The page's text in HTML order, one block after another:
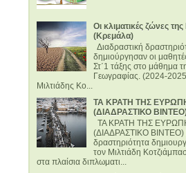
Οι κλιματικές ζώνες της
(Κρεμάλα)
Διαδραστική
δημιούργησαν οι
Στ΄1 τάξης στο μάθημα
Γεωγραφίας. (2024-
Μιλτιάδης Κο...
ΤΑ ΚΡΑΤΗ ΤΗΣ
(ΔΙΑΔΡΑΣΤΙΚΟ
ΤΑ ΚΡΑΤΗ ΤΗΣ
(ΔΙΑΔΡΑΣΤΙΚΟ
δραστηριότητα
τον Μιλτιάδη
στα πλαίσια διπλωματι...